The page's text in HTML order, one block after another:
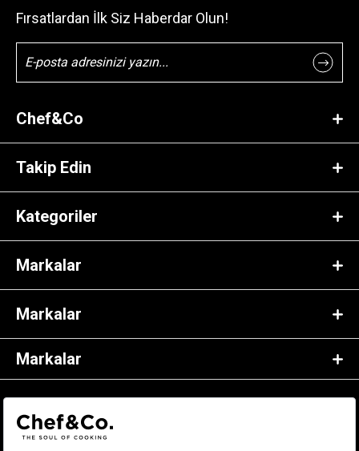
Fırsatlardan İlk Siz Haberdar Olun!
Chef&Co
Takip Edin
Kategoriler
Markalar
Markalar
Markalar